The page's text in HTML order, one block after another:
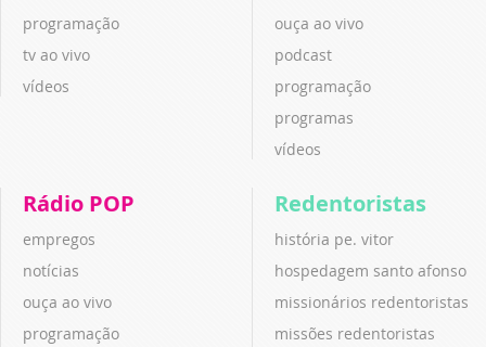
programação
tv ao vivo
vídeos
ouça ao vivo
podcast
programação
programas
vídeos
Rádio POP
empregos
notícias
ouça ao vivo
programação
Redentoristas
história pe. vitor
hospedagem santo afonso
missionários redentoristas
missões redentoristas